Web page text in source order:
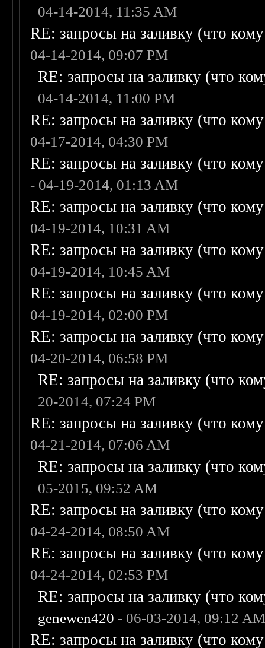
04-14-2014, 11:35 AM
RE: запросы на заливку (что
04-14-2014, 09:07 PM
RE: запросы на заливку (что
04-14-2014, 11:00 PM
RE: запросы на заливку (что
04-17-2014, 04:30 PM
RE: запросы на заливку (что
- 04-19-2014, 01:13 AM
RE: запросы на заливку (что
04-19-2014, 10:31 AM
RE: запросы на заливку (что
04-19-2014, 10:45 AM
RE: запросы на заливку (что
04-19-2014, 02:00 PM
RE: запросы на заливку (что
04-20-2014, 06:58 PM
RE: запросы на заливку (что
20-2014, 07:24 PM
RE: запросы на заливку (что
04-21-2014, 07:06 AM
RE: запросы на заливку (что
05-2015, 09:52 AM
RE: запросы на заливку (что
04-24-2014, 08:50 AM
RE: запросы на заливку (что
04-24-2014, 02:53 PM
RE: запросы на заливку (что
genewen420 - 06-03-2014, 09:12
RE: запросы на заливку (что